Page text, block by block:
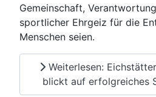
Gemeinschaft,
sportlicher Ehrgeiz für die
Menschen seien.
Weiterlesen:
blickt auf erfolgreiches